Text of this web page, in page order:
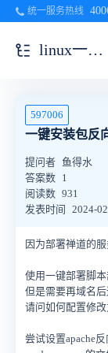
统一服务热线
linux一键安装包
597006
一键安装包反
提问者 鱼得水
答案数 1
阅读数 931
发表时间
2024-
因为部署禅道的
使用一键部署脚
但是需要再域名
请问如何配置修
尝试设置apache